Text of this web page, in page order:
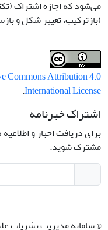
می‌شود که اجازه اشتراک
(بازترکیب، تغییر شکل و
Commons Attribution 4.0
International License
.
اشتراک خبرنامه
برای دریافت اخبار و
مشترک شوید.
© سامانه مدیریت نشریات